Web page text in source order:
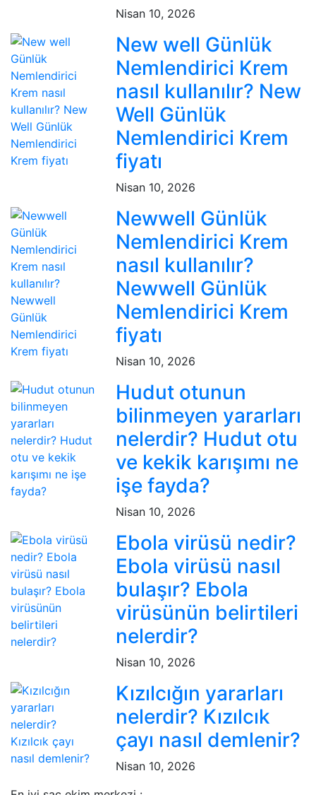
Nisan 10, 2026
New well Günlük
Nemlendirici Krem
nasıl kullanılır? New
Well Günlük
Nemlendirici Krem
fiyatı
Nisan 10, 2026
Newwell Günlük
Nemlendirici Krem
nasıl kullanılır?
Newwell Günlük
Nemlendirici Krem
fiyatı
Nisan 10, 2026
Hudut otunun
bilinmeyen yararları
nelerdir? Hudut otu
ve kekik karışımı ne
işe fayda?
Nisan 10, 2026
Ebola virüsü nedir?
Ebola virüsü nasıl
bulaşır? Ebola
virüsünün belirtileri
nelerdir?
Nisan 10, 2026
Kızılcığın yararları
nelerdir? Kızılcık
çayı nasıl demlenir?
Nisan 10, 2026